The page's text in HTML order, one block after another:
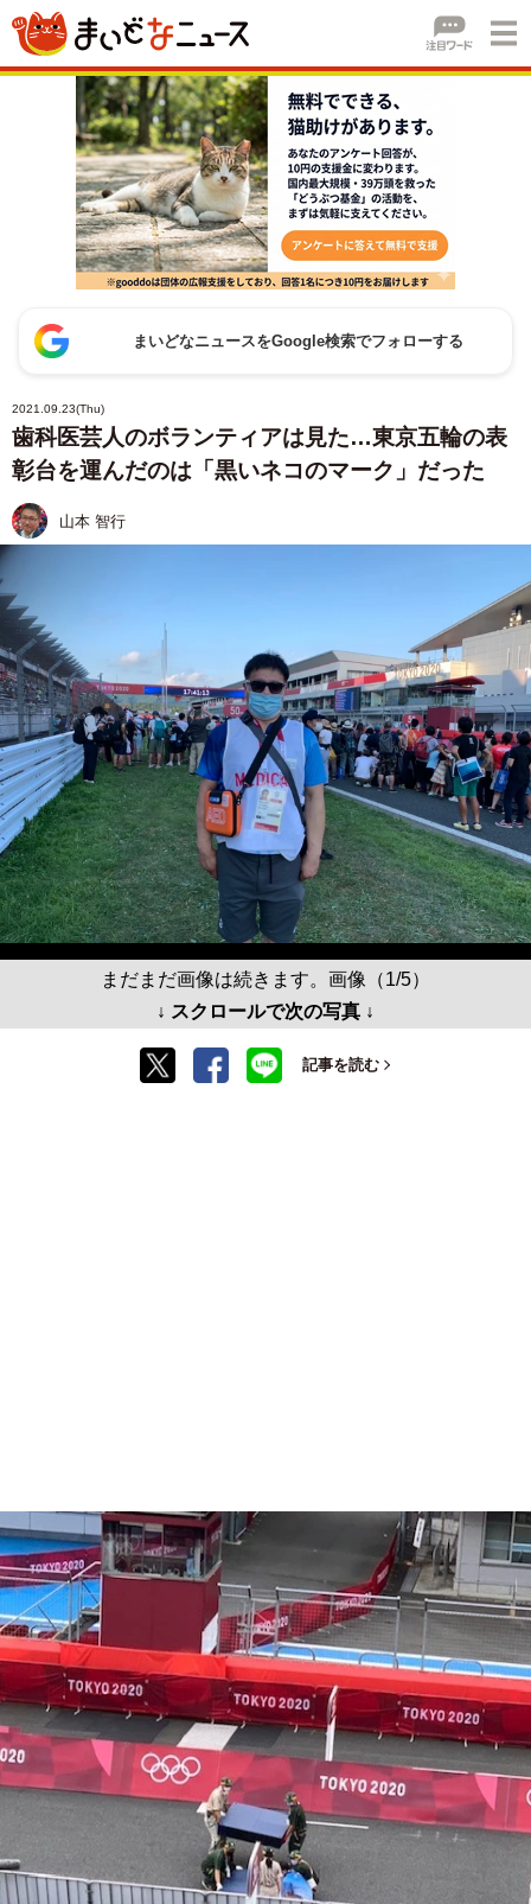
まいどなニュースをGoogle検索でフォローする
2021.09.23(Thu)
歯科医芸人のボランティアは見た…東京五輪の表
彰台を運んだのは「黒いネコのマーク」だった
山本 智行
まだまだ画像は続きます。画像（1/5）
↓ スクロールで次の写真 ↓
記事を読む